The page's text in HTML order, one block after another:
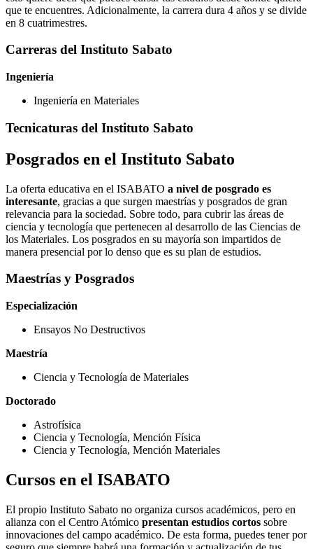
que te encuentres. Adicionalmente, la carrera dura 4 años y se divide
en 8 cuatrimestres.
Carreras del Instituto Sabato
Ingeniería
Ingeniería en Materiales
Tecnicaturas del Instituto Sabato
Posgrados en el Instituto Sabato
La oferta educativa en el ISABATO a nivel de posgrado es
interesante, gracias a que surgen maestrías y posgrados de gran
relevancia para la sociedad. Sobre todo, para cubrir las áreas de
ciencia y tecnología que pertenecen al desarrollo de las Ciencias de
los Materiales. Los posgrados en su mayoría son impartidos de
manera presencial por lo denso que es su plan de estudios.
Maestrías y Posgrados
Especialización
Ensayos No Destructivos
Maestría
Ciencia y Tecnología de Materiales
Doctorado
Astrofísica
Ciencia y Tecnología, Mención Física
Ciencia y Tecnología, Mención Materiales
Cursos en el ISABATO
El propio Instituto Sabato no organiza cursos académicos, pero en
alianza con el Centro Atómico presentan estudios cortos sobre
innovaciones del campo académico. De esta forma, puedes tener por